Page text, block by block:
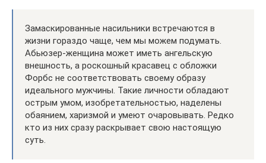
Замаскированные насильники встречаются в
жизни гораздо чаще, чем мы можем подумать.
Абьюзер-женщина может иметь ангельскую
внешность, а роскошный красавец с обложки
Форбс не соответствовать своему образу
идеального мужчины. Такие личности обладают
острым умом, изобретательностью, наделены
обаянием, харизмой и умеют очаровывать. Редко
кто из них сразу раскрывает свою настоящую
суть.